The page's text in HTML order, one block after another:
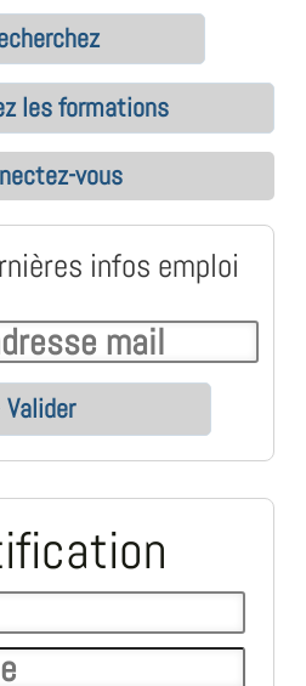
les formations
vous
infos emploi
Valider